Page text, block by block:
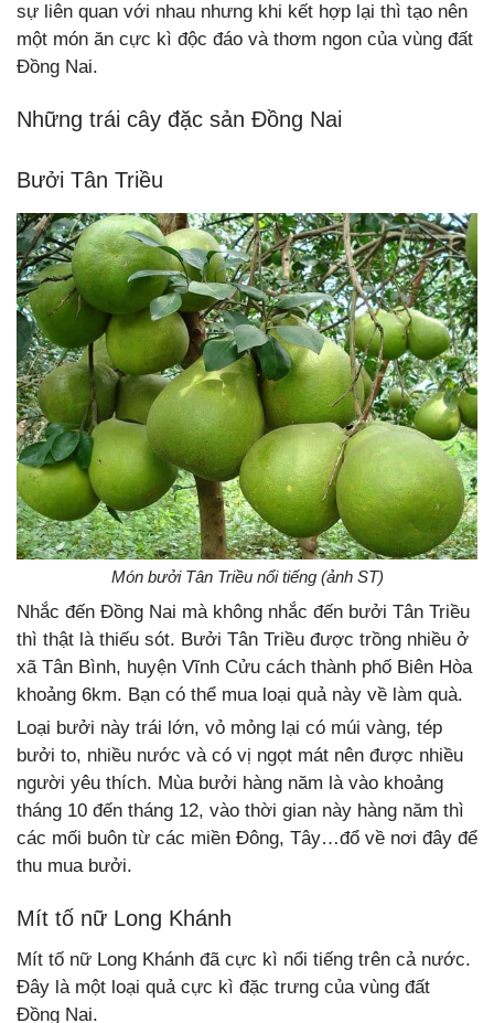
sự liên quan với nhau nhưng khi kết hợp lại thì tạo nên
một món ăn cực kì độc đáo và thơm ngon của vùng đất
Đồng Nai.
Những trái cây đặc sản Đồng Nai
Bưởi Tân Triều
Món bưởi Tân Triều nổi tiếng (ảnh ST)
Nhắc đến Đồng Nai mà không nhắc đến bưởi Tân Triều
thì thật là thiếu sót. Bưởi Tân Triều được trồng nhiều ở
xã Tân Bình, huyện Vĩnh Cửu cách thành phố Biên Hòa
khoảng 6km. Bạn có thể mua loại quả này về làm quà.
Loại bưởi này trái lớn, vỏ mỏng lại có múi vàng, tép
bưởi to, nhiều nước và có vị ngọt mát nên được nhiều
người yêu thích. Mùa bưởi hàng năm là vào khoảng
tháng 10 đến tháng 12, vào thời gian này hàng năm thì
các mối buôn từ các miền Đông, Tây…đổ về nơi đây để
thu mua bưởi.
Mít tố nữ Long Khánh
Mít tố nữ Long Khánh đã cực kì nổi tiếng trên cả nước.
Đây là một loại quả cực kì đặc trưng của vùng đất
Đồng Nai.